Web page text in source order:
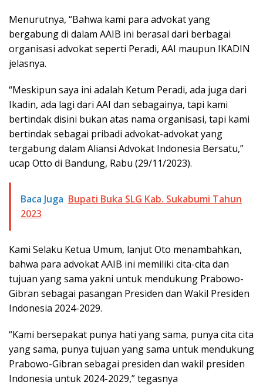
Menurutnya, “Bahwa kami para advokat yang
bergabung di dalam AAIB ini berasal dari berbagai
organisasi advokat seperti Peradi, AAI maupun IKADIN
jelasnya.
“Meskipun saya ini adalah Ketum Peradi, ada juga dari
Ikadin, ada lagi dari AAI dan sebagainya, tapi kami
bertindak disini bukan atas nama organisasi, tapi kami
bertindak sebagai pribadi advokat-advokat yang
tergabung dalam Aliansi Advokat Indonesia Bersatu,”
ucap Otto di Bandung, Rabu (29/11/2023).
Baca Juga Bupati Buka SLG Kab. Sukabumi Tahun
2023
Kami Selaku Ketua Umum, lanjut Oto menambahkan,
bahwa para advokat AAIB ini memiliki cita-cita dan
tujuan yang sama yakni untuk mendukung Prabowo-
Gibran sebagai pasangan Presiden dan Wakil Presiden
Indonesia 2024-2029.
“Kami bersepakat punya hati yang sama, punya cita cita
yang sama, punya tujuan yang sama untuk mendukung
Prabowo-Gibran sebagai presiden dan wakil presiden
Indonesia untuk 2024-2029,” tegasnya